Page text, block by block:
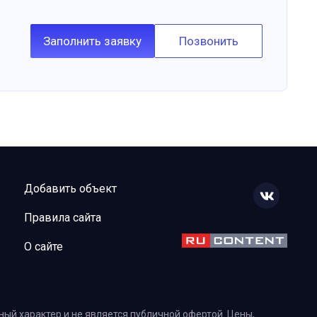
Заполнить заявку Позвонить
Добавить объект
Правила сайта
О сайте
характер и не является публичной офертой. Цены,